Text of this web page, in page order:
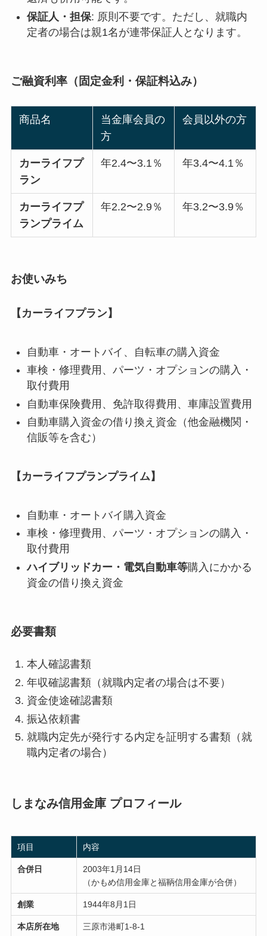
保証人・担保: 原則不要です。ただし、就職内
定者の場合は親1名が連帯保証人となります。
ご融資利率（固定金利・保証料込み）
商品名
当金庫会員の
方
会員以外の方
カーライフプ
ラン
年2.4〜3.1％ 年3.4〜4.1％
カーライフプ
ランプライム
年2.2〜2.9％ 年3.2〜3.9％
お使いみち
【カーライフプラン】
自動車・オートバイ、自転車の購入資金
車検・修理費用、パーツ・オプションの購入・
取付費用
自動車保険費用、免許取得費用、車庫設置費用
自動車購入資金の借り換え資金（他金融機関・
信販等を含む）
【カーライフプランプライム】
自動車・オートバイ購入資金
車検・修理費用、パーツ・オプションの購入・
取付費用
ハイブリッドカー・電気自動車等購入にかかる
資金の借り換え資金
必要書類
本人確認書類
年収確認書類（就職内定者の場合は不要）
資金使途確認書類
振込依頼書
就職内定先が発行する内定を証明する書類（就
職内定者の場合）
しまなみ信用金庫 プロフィール
項目 内容
合併日
2003年1月14日
（かもめ信用金庫と福鞆信用金庫が合併）
創業 1944年8月1日
本店所在地 三原市港町1-8-1